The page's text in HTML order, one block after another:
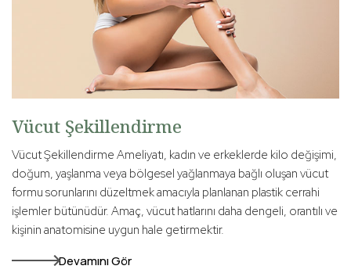
Vücut Şekillendirme
Vücut Şekillendirme Ameliyatı, kadın ve erkeklerde kilo değişimi,
doğum, yaşlanma veya bölgesel yağlanmaya bağlı oluşan vücut
formu sorunlarını düzeltmek amacıyla planlanan plastik cerrahi
işlemler bütünüdür. Amaç, vücut hatlarını daha dengeli, orantılı ve
kişinin anatomisine uygun hale getirmektir.
Devamını Gör